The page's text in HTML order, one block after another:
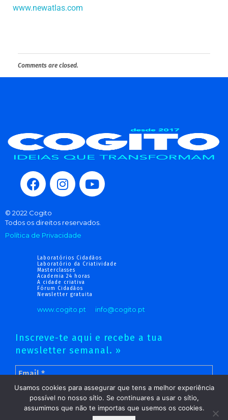
www.newatlas.com
Comments are closed.
© 2022 Cogito
Todos os direitos reservados.
Política de Privacidade
Laboratórios Cidadãos
Laboratório da Criatividade
Masterclasses
Academia 24 horas
A cidade criativa
Fórum Cidadãos
Newsletter gratuita
www.cogito.pt info@cogito.pt
Inscreve-te aqui e recebe a tua
newsletter semanal. »
Usamos cookies para assegurar que tens a melhor experiência
possível no nosso sítio. Se continuares a usar o sítio,
assumimos que não te importas que usemos os cookies.